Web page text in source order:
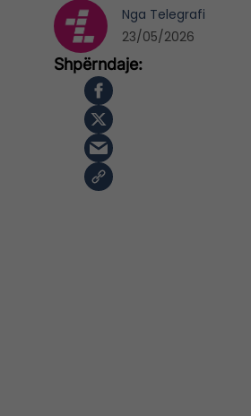
Nga Telegrafi
23/05/2026